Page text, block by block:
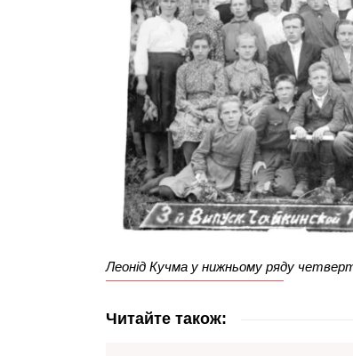
Леонід Кучма у нижньому ряду
Читайте також: